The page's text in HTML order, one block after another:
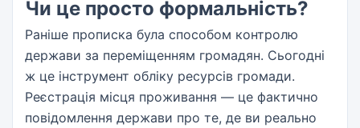
Чи це просто формальність?
Раніше прописка була способом контролю
держави за переміщенням громадян. Сьогодні
ж це інструмент обліку ресурсів громади.
Реєстрація місця проживання — це фактично
повідомлення держави про те, де ви реально